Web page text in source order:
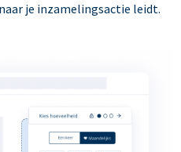
je inzamelingsactie leidt.